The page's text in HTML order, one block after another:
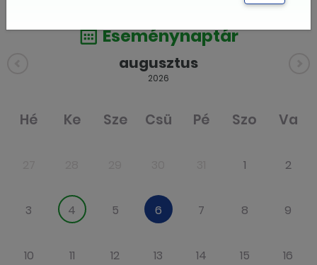
Eseménynaptár
augusztus
2026
Hé Ke Sze Csü Pé Szo Va
1 2
3 4 5 6 7 8 9
10 11 12 13 14 15 16